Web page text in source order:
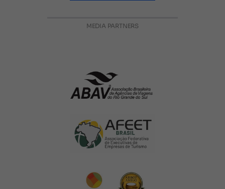
MEDIA PARTNERS